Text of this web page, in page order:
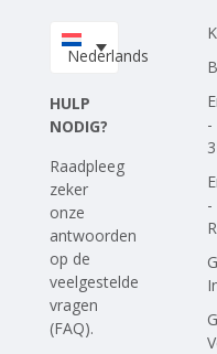
Upload je eigen
Nederlands
HULP
NODIG?
Raadpleeg
zeker
onze
antwoorden
op de
veelgestelde
vragen
(FAQ).
-
-